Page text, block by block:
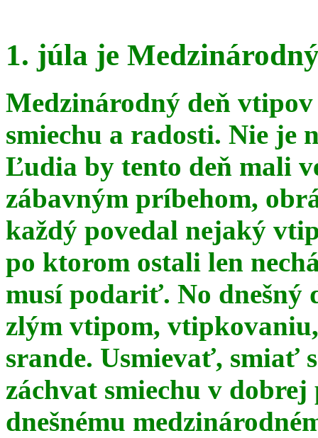
1. júla je
Medzinárodný deň
smiechu a radosti. Nie je
Ľudia by tento deň mali
zábavným príbehom,
každý povedal nejaký
po ktorom ostali len
musí podariť. No dnešný
zlým vtipom,
srande. Usmievať, smiať
záchvat smiechu v
dnešnému